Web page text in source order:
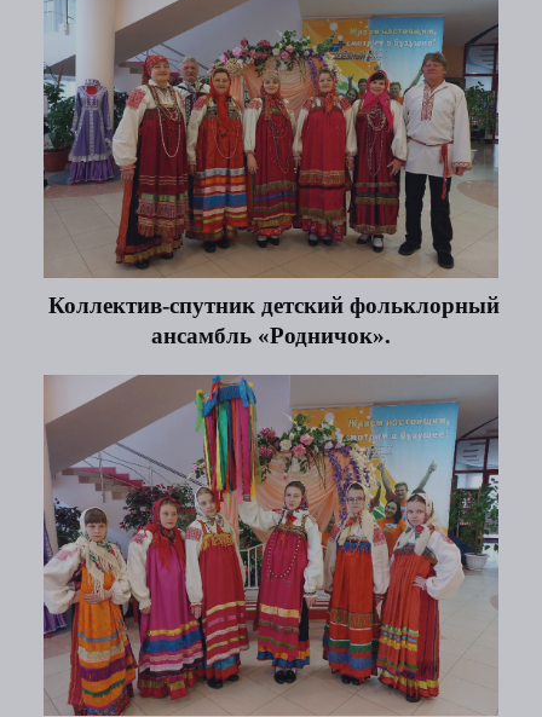
Коллектив-спутник детский фольклорный
ансамбль «Родничок».